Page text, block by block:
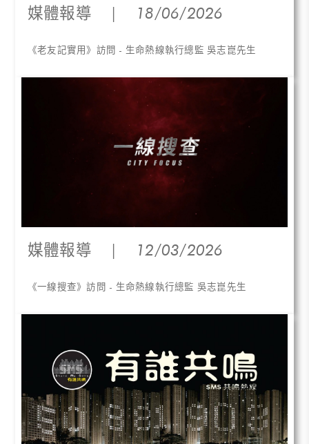
媒體報導 | 18/06/2026
《老友記實用》訪問 - 生命熱線執行總監 吳志崑先生
媒體報導 | 12/03/2026
《一線搜查》訪問 - 生命熱線執行總監 吳志崑先生